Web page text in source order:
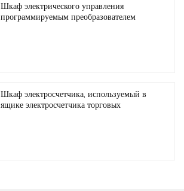
Шкаф электрического управления
программируемым преобразователем
Шкаф электросчетчика, используемый в
ящике электросчетчика торговых